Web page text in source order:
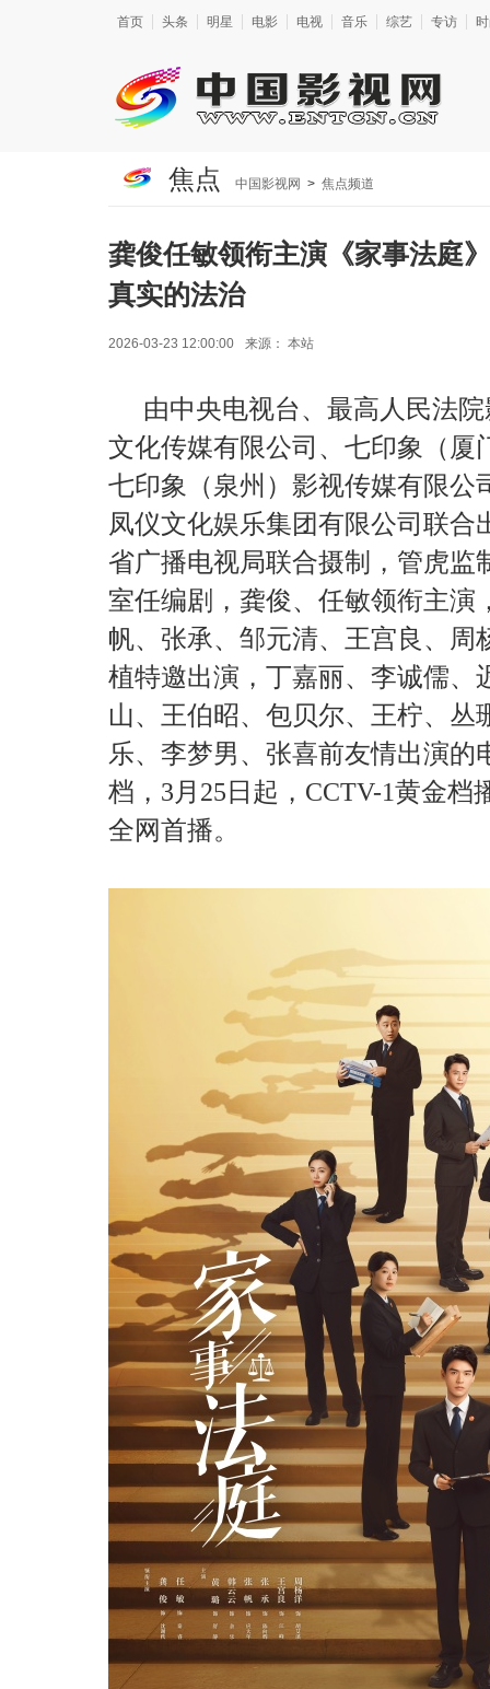
首页 头条 明星 电影 电视 音乐 综艺 专访
焦点 中国影视网 > 焦点频道
龚俊任敏领衔主演《家事法庭
真实的法治
2026-03-23 12:00:00 来源： 本站
由中央电视台、最高人民法
文化传媒有限公司、七印象（厦
七印象（泉州）影视传媒有限公
凤仪文化娱乐集团有限公司联
省广播电视局联合摄制，管虎监
室任编剧，龚俊、任敏领衔主演
帆、张承、邹元清、王宫良、周
植特邀出演，丁嘉丽、李诚儒、
山、王伯昭、包贝尔、王柠、丛
乐、李梦男、张喜前友情出演的
档，3月25日起，CCTV-1黄金
全网首播。